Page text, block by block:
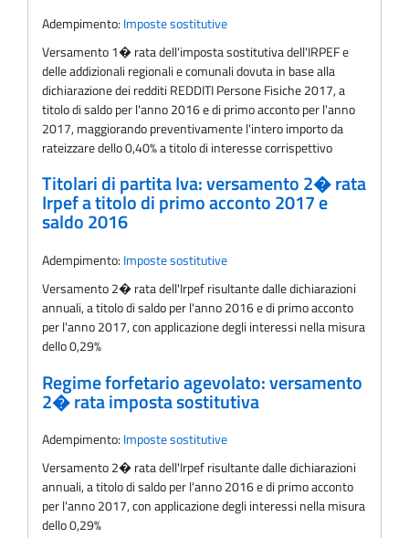
Adempimento: Imposte sostitutive
Versamento 1� rata dell'imposta sostitutiva dell'IRPEF e
delle addizionali regionali e comunali dovuta in base alla
dichiarazione dei redditi REDDITI Persone Fisiche 2017, a
titolo di saldo per l'anno 2016 e di primo acconto per l'anno
2017, maggiorando preventivamente l'intero importo da
rateizzare dello 0,40% a titolo di interesse corrispettivo
Titolari di partita Iva: versamento 2� rata
Irpef a titolo di primo acconto 2017 e
saldo 2016
Adempimento: Imposte sostitutive
Versamento 2� rata dell'Irpef risultante dalle dichiarazioni
annuali, a titolo di saldo per l'anno 2016 e di primo acconto
per l'anno 2017, con applicazione degli interessi nella misura
dello 0,29%
Regime forfetario agevolato: versamento
2� rata imposta sostitutiva
Adempimento: Imposte sostitutive
Versamento 2� rata dell'Irpef risultante dalle dichiarazioni
annuali, a titolo di saldo per l'anno 2016 e di primo acconto
per l'anno 2017, con applicazione degli interessi nella misura
dello 0,29%